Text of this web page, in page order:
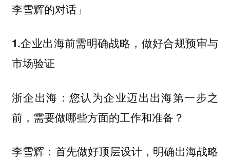
李雪辉的对话」
1.企业出海前需明确战略，做好合规预审与
市场验证
浙企出海：您认为企业迈出出海第一步之
前，需要做哪些方面的工作和准备？
李雪辉： 首先做好顶层设计， 明确出海战略